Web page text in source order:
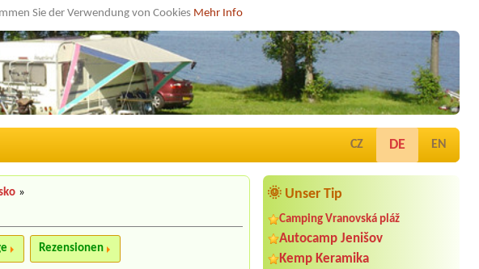
Sie der Verwendung von Cookies Mehr Info
CZ DE EN
🌞 Unser Tip
Camping Vranovská pláž
Autocamp Jenišov
Kemp Keramika
»
Rezensionen